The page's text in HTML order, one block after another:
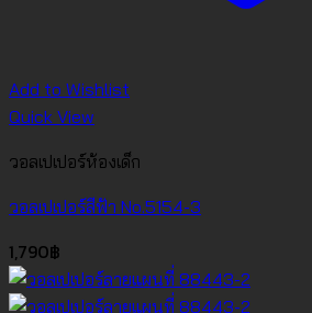
Add to Wishlist
Quick View
วอลเปเปอร์ห้องเด็ก
วอลเปเปอร์สีฟ้า No.5154-3
1,790฿